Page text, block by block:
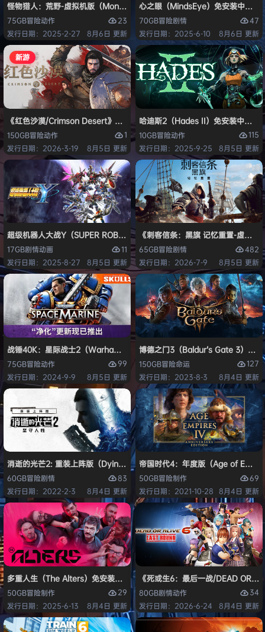
怪物猎人：荒野-虚拟机版（Monster Hunter Wilds HYPERVISOR）免安
75GB冒险动作
23
发行日期：2025-2-27
8月6日 更新
心之眼（MindsEye）免安装中文版
70GB冒险剧情
47
发行日期：2025-6-10
8月6日 更新
新游
《红色沙漠/Crimson Desert》免安装中文版
150GB冒险动作
1
发行日期：2026-3-19
8月5日 更新
哈迪斯2（Hades II）免安装中文版
10GB冒险动作
115
发行日期：2025-9-25
8月5日 更新
超级机器人大战Y（SUPER ROBOT WARS Y）免安装中文版
17GB剧情动画
11
发行日期：2025-8-27
8月5日 更新
《刺客信条：黑旗 记忆重置-虚拟
65GB冒险剧情
482
发行日期：2026-7-9
8月5日 更新
战锤40K：星际战士2（Warhammer 40,000: Space Marine 2）免安装
75GB冒险动作
99
发行日期：2024-9-9
8月5日 更新
博德之门3（Baldur’s Gate 3）免安
150GB冒险命运
127
发行日期：2023-8-3
8月4日 更新
消逝的光芒2: 重装上阵版（Dying Light 2 Stay Human: Reloaded
60GB冒险剧情
83
发行日期：2022-2-3
8月4日 更新
帝国时代4：年度版（Age of
50GB冒险制作
69
发行日期：2021-10-28 8月4日 更新
多重人生（The Alters）免安装中文版
50GB冒险制作
29
发行日期：2025-6-13
8月4日 更新
《死或生6：最后一战/DEAD OR
80GB剧情动作
34
发行日期：2026-6-24
8月4日 更新